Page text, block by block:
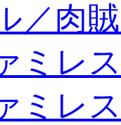
／肉
ミレ
ミレ